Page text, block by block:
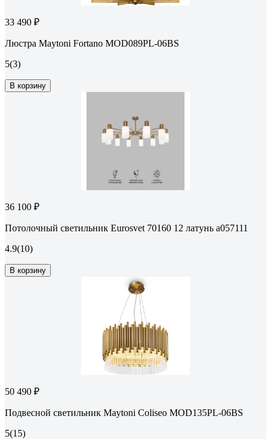
33 490 ₽
Люстра Maytoni Fortano MOD089PL-06BS
5(3)
В корзину
36 100 ₽
Потолочный светильник Eurosvet 70160 12 латунь a057111
4.9(10)
В корзину
50 490 ₽
Подвесной светильник Maytoni Coliseo MOD135PL-06BS
5(15)